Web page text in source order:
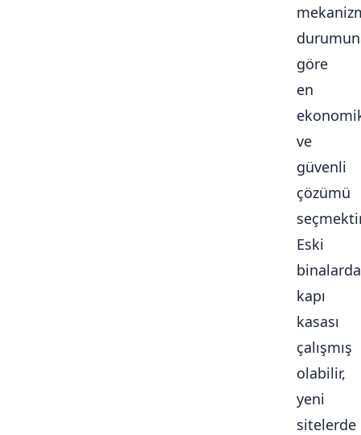
göre
en
ve
güvenli
çözümü
Eski
binalarda
kapı
kasası
çalışmış
olabilir,
yeni
sitelerde